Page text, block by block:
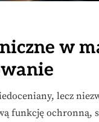
w
lecz
funkcję ochronną,